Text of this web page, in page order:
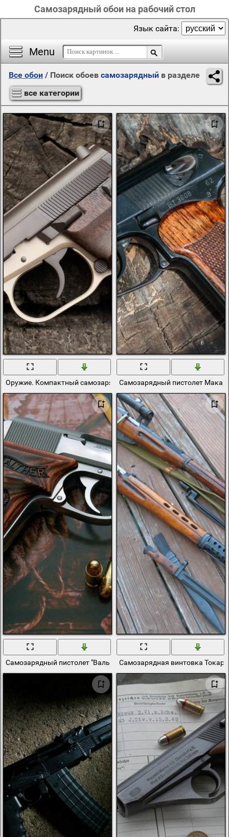
Самозарядный обои на рабочий стол
Menu
Язык сайта:
Все обои / Поиск обоев самозарядный в разделе
все категории
Оружие. Компактный самозарядный пистолет Cz 82
Самозарядный пистолет
Самозарядный пистолет "Вальтер" крупным планомп
Самозарядная винтовка